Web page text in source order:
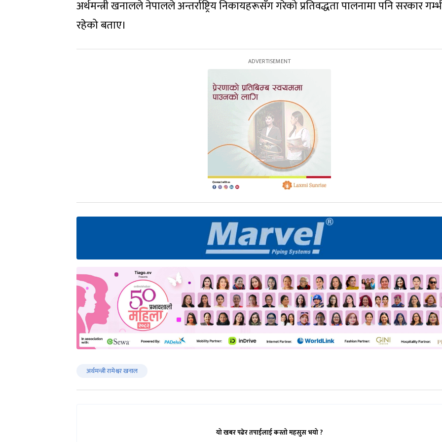
अर्थमन्त्री खनालले नेपालले अन्तर्राष्ट्रिय निकायहरूसँग गरेको प्रतिवद्धता पालनामा पनि सरकार
रहेको बताए।
अर्थमन्त्री रामेश्वर खनाल
यो खबर पढेर तपाईलाई कस्तो महसुस भयो ?